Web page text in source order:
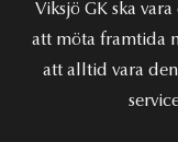
Viksjö GK ska
att möta framtida
att alltid vara